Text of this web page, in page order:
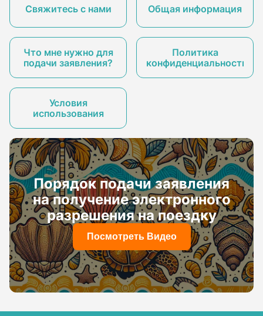
Свяжитесь с нами Общая информация
Что мне нужно для
подачи заявления?
Политика
конфиденциальности
Условия
использования
Порядок подачи заявления
на получение электронного
разрешения на поездку
Посмотреть Видео